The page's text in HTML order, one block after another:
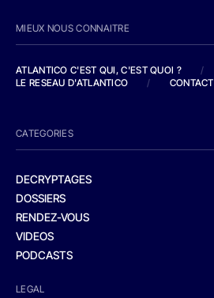
MIEUX NOUS CONNAITRE
ATLANTICO C'EST QUI, C'EST QUOI ?
/
LE RESEAU D'ATLANTICO
/ CONTACT
CATEGORIES
DECRYPTAGES
DOSSIERS
RENDEZ-VOUS
VIDEOS
PODCASTS
LEGAL